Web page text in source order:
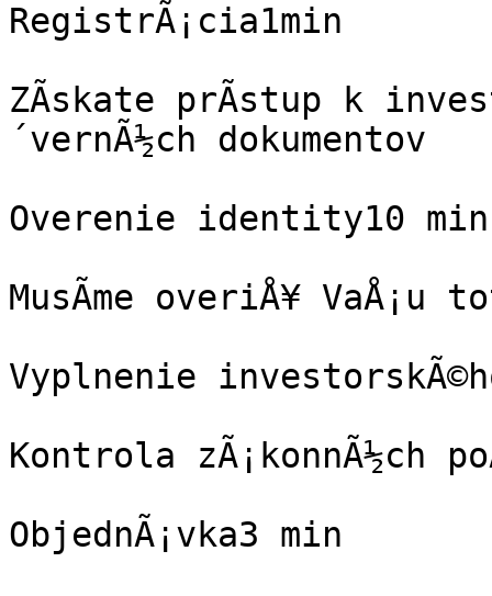
RegistrÃ¡cia1min
ZÃ­skate prÃ­stup k
´vernÃ½ch dokumentov
Overenie identity10 min
MusÃ­me overiÅ¥ VaÅ¡u
Vyplnenie
Kontrola zÃ¡konnÃ½ch
ObjednÃ¡vka3 min